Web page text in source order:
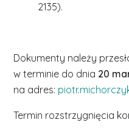
2135).
Dokumenty należy
w terminie do dnia 20
na adres:
Termin rozstrzygnięcia